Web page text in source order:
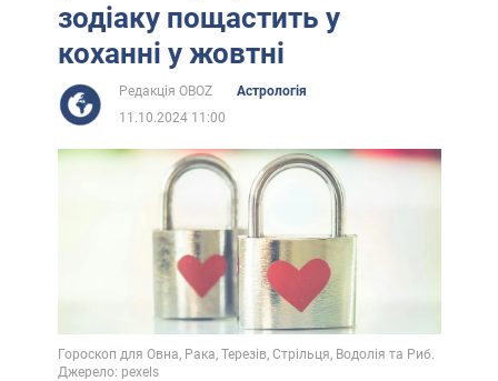
Африка
Життя
зодіаку пощастить у
коханні у жовтні
Редакція OBOZ
Астрологія
11.10.2024 11:00
Гороскоп для Овна, Рака, Терезів, Стрільця, Водолія та Риб.
Джерело: pexels